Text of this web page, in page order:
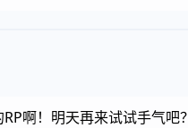
啊！明天再来试试手气吧？